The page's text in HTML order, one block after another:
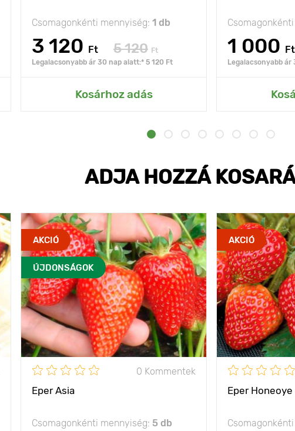
Csomagonkénti mennyiség: 1 db
3 120 Ft 5 120 Ft
Legalacsonyabb ár 30 nap alatt:* 5 120 Ft
Kosárhoz adás
1 000 Ft
Legalacsonyabb
ADJA HOZZÁ
AKCIÓ
ÚJDONSÁGOK
0 Kommentek
Eper Asia
Csomagonkénti mennyiség: 5 db
AKCIÓ
Eper Honeoye